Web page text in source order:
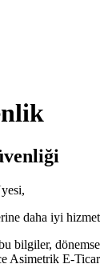
daha iyi
bilgiler,
Asimetrik E-